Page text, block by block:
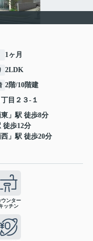
1ヶ月
2LDK
2階/10階建
丁目２３-１
」駅 徒歩8分
徒歩12分
」駅 徒歩20分
ウンター
ッチン